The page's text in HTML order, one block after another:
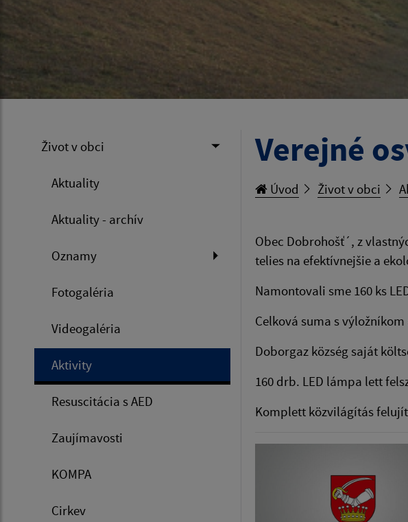
Život v obci
Aktuality
Aktuality - archív
Oznamy
Fotogaléria
Videogaléria
Aktivity
Resuscitácia s AED
Zaujímavosti
KOMPA
Cirkev
Verejné
Úvod Život v obci
Obec Dobrohošť´, z
telies na efektívnejšie a
Namontovali sme 160 ks
Celková suma s
Doborgaz község saját
160 drb. LED lámpa lett
Komplett közvilágítás